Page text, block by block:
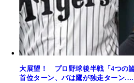
大展望！ プロ野球後半戦「4つの
首位ターン、パは鷹が独走ターン